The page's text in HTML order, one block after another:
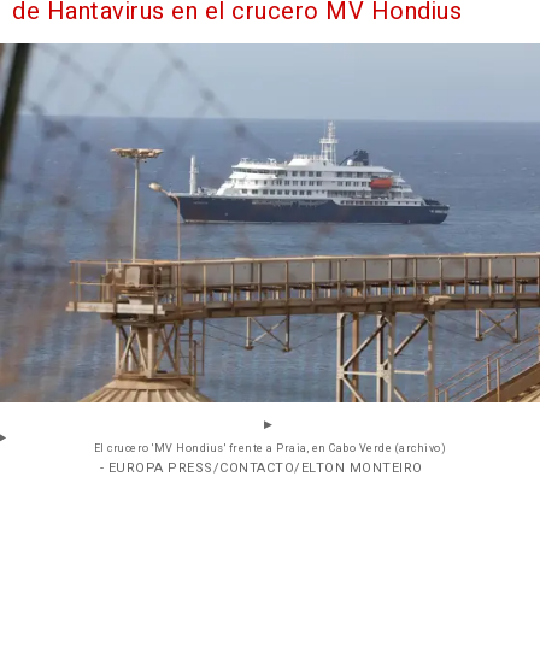
de Hantavirus en el crucero MV Hondius
El crucero 'MV Hondius' frente a Praia, en Cabo Verde (archivo)
- EUROPA PRESS/CONTACTO/ELTON MONTEIRO